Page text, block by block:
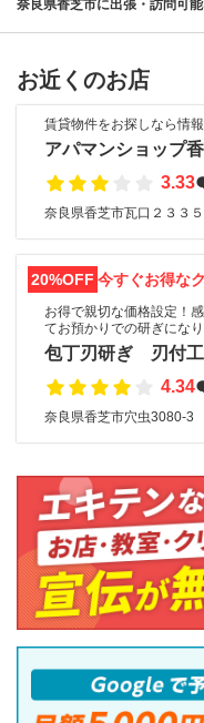
奈良県香芝市に出張・訪問可
お近くのお店
賃貸物件をお探しなら情
アパマンショップ
3.33
奈良県香芝市瓦口２３３５
20%OFF 今すぐお得な
お得で親切な価格設定！
てお預かりでの研ぎになり
包丁刃研ぎ 刃付工
4.34
奈良県香芝市穴虫3080-3